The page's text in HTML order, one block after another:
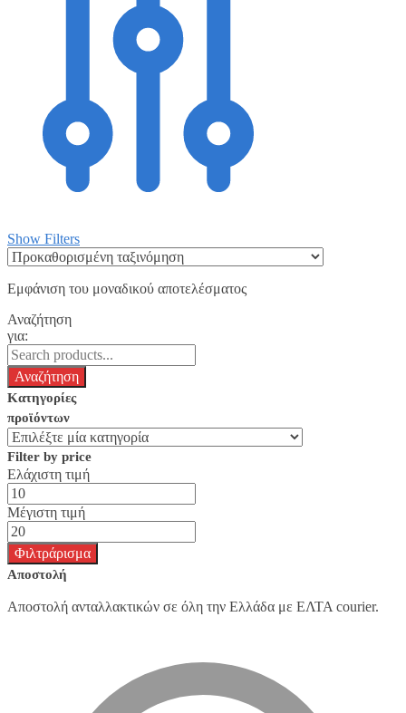
Show Filters
Εμφάνιση του μοναδικού αποτελέσματος
Αναζήτηση
για:
Κατηγορίες
προϊόντων
Filter by price
Ελάχιστη τιμή
Μέγιστη τιμή
Φιλτράρισμα
Αποστολή
Αποστολή ανταλλακτικών σε όλη την Ελλάδα με ΕΛΤΑ courier.